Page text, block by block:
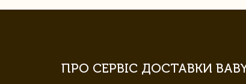
ПРО СЕРВІС ДОСТАВКИ